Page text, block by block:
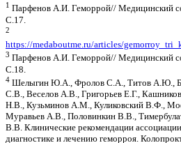
1 Парфенов А.И. Геморрой// Медицинский
С.17.
2
https://medaboutme.ru/articles/
3 Парфенов А.И. Геморрой// Медицинский
С.18.
4 Шелыгин Ю.А., Фролов С.А., Титов А.Ю.,
С.В., Веселов А.В., Григорьев Е.Г.,
Н.В., Кузьминов А.М., Куликовский В.Ф.,
Муравьев А.В., Половинкин В.В.,
В.В. Клинические рекомендации
диагностике и лечению геморроя.